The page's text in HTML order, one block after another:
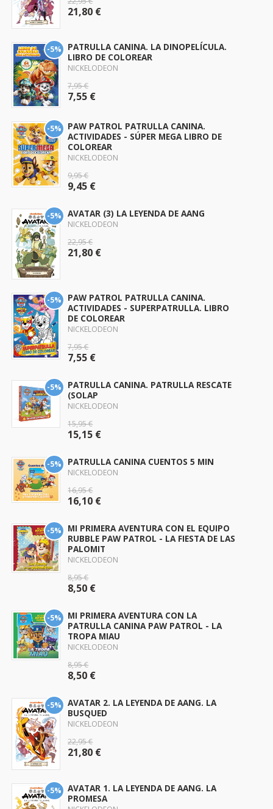
21,80 €
-5%
PATRULLA CANINA. LA DINOPELÍCULA.
LIBRO DE COLOREAR
NICKELODEON
7,95 €
7,55 €
-5%
PAW PATROL PATRULLA CANINA.
ACTIVIDADES - SÚPER MEGA LIBRO DE
COLOREAR
NICKELODEON
9,95 €
9,45 €
-5% AVATAR (3) LA LEYENDA DE AANG
NICKELODEON
22,95 €
21,80 €
-5%
PAW PATROL PATRULLA CANINA.
ACTIVIDADES - SUPERPATRULLA. LIBRO
DE COLOREAR
NICKELODEON
7,95 €
7,55 €
-5%
PATRULLA CANINA. PATRULLA RESCATE
(SOLAP
NICKELODEON
15,95 €
15,15 €
-5% PATRULLA CANINA CUENTOS 5 MIN
NICKELODEON
16,95 €
16,10 €
-5%
MI PRIMERA AVENTURA CON EL EQUIPO
RUBBLE PAW PATROL - LA FIESTA DE LAS
PALOMIT
NICKELODEON
8,95 €
8,50 €
-5%
MI PRIMERA AVENTURA CON LA
PATRULLA CANINA PAW PATROL - LA
TROPA MIAU
NICKELODEON
8,95 €
8,50 €
-5%
AVATAR 2. LA LEYENDA DE AANG. LA
BUSQUED
NICKELODEON
22,95 €
21,80 €
-5%
AVATAR 1. LA LEYENDA DE AANG. LA
PROMESA